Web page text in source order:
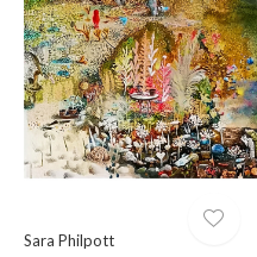
Sara Philpott